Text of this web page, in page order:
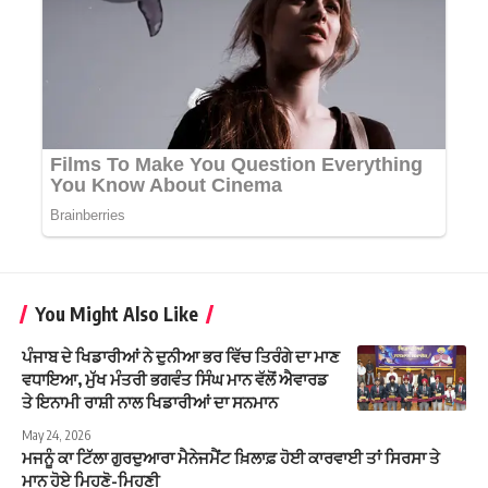
You Might Also Like
ਪੰਜਾਬ ਦੇ ਖਿਡਾਰੀਆਂ ਨੇ ਦੁਨੀਆ ਭਰ ਵਿੱਚ ਤਿਰੰਗੇ ਦਾ ਮਾਣ
ਵਧਾਇਆ, ਮੁੱਖ ਮੰਤਰੀ ਭਗਵੰਤ ਸਿੰਘ ਮਾਨ ਵੱਲੋਂ ਐਵਾਰਡ
ਤੇ ਇਨਾਮੀ ਰਾਸ਼ੀ ਨਾਲ ਖਿਡਾਰੀਆਂ ਦਾ ਸਨਮਾਨ
May 24, 2026
ਮਜਨੂੰ ਕਾ ਟਿੱਲਾ ਗੁਰਦੁਆਰਾ ਮੈਨੇਜਮੈਂਟ ਖ਼ਿਲਾਫ਼ ਹੋਈ ਕਾਰਵਾਈ ਤਾਂ ਸਿਰਸਾ ਤੇ
ਮਾਨ ਹੋਏ ਮਿਹਣੋ-ਮਿਹਣੀ